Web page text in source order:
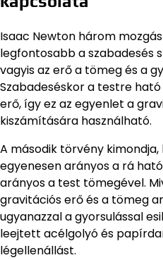
Isaac Newton három
legfontosabb a szabadesés
vagyis az erő a tömeg és a
Szabadeséskor a testre
erő, így ez az egyenlet a
kiszámítására használható.
A második törvény
egyenesen arányos a rá
arányos a test tömegével.
gravitációs erő és a tömeg
ugyanazzal a gyorsulással
leejtett acélgolyó és
légellenállást.